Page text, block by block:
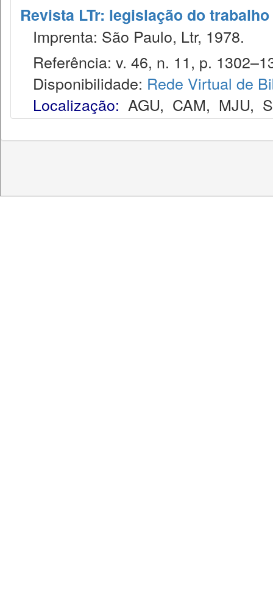
Revista LTr: legislação do trabalho
Imprenta: São Paulo, Ltr, 1978.
Referência: v. 46, n. 11, p.
Disponibilidade: Rede Virtual de
Localização: AGU, CAM, MJU,